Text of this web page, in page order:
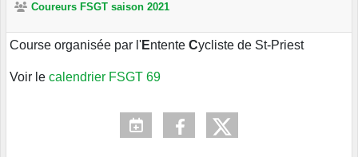
Coureurs FSGT saison 2021
Course organisée par l'Entente Cycliste de St-Priest
Voir le calendrier FSGT 69